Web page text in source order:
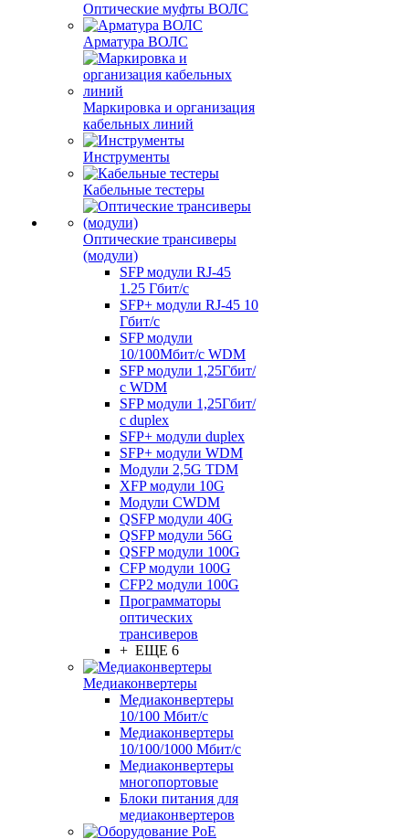
Оптические муфты ВОЛС
Арматура ВОЛС
Маркировка и организация
кабельных линий
Инструменты
Кабельные тестеры
Оптические трансиверы
(модули)
SFP модули RJ-45
1.25 Гбит/c
SFP+ модули RJ-45 10
Гбит/c
SFP модули
10/100Мбит/с WDM
SFP модули 1,25Гбит/
с WDM
SFP модули 1,25Гбит/
с duplex
SFP+ модули duplex
SFP+ модули WDM
Модули 2,5G TDM
XFP модули 10G
Модули CWDM
QSFP модули 40G
QSFP модули 56G
QSFP модули 100G
CFP модули 100G
CFP2 модули 100G
Программаторы
оптических
трансиверов
+ ЕЩЕ 6
Медиаконвертеры
Медиаконвертеры
10/100 Мбит/с
Медиаконвертеры
10/100/1000 Мбит/c
Медиаконвертеры
многопортовые
Блоки питания для
медиаконвертеров